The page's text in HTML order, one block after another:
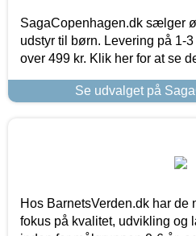
SagaCopenhagen.dk sælger
udstyr til børn. Levering på 1-
over 499 kr. Klik her for at se
Se udvalget på
Hos BarnetsVerden.dk har de
fokus på kvalitet, udvikling og